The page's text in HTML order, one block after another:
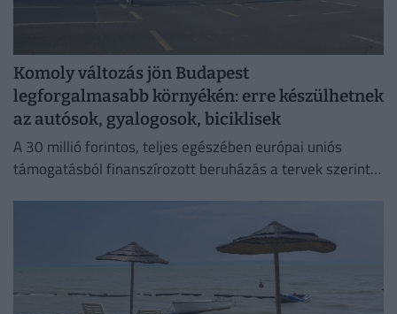
Komoly változás jön Budapest
legforgalmasabb környékén: erre készülhetnek
az autósok, gyalogosok, biciklisek
A 30 millió forintos, teljes egészében európai uniós
támogatásból finanszírozott beruházás a tervek szerint